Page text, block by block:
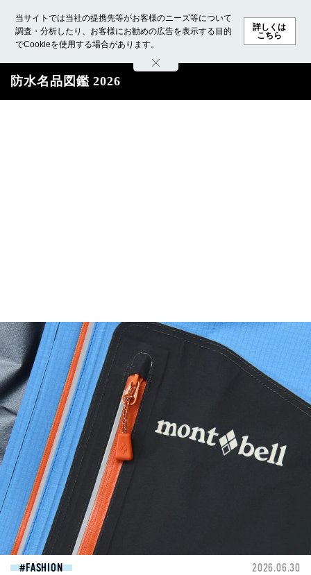
当サイトでは当社の提携先等がお客様のニーズ等について
調査・分析したり、お客様にお勧めの広告を表示する目的
でCookieを使用する場合があります。
詳しくは
こちら
ホーム モデル募集 ランキング ファッション ビューテ
防水名品図鑑 2026
FASHION 2026.06.30